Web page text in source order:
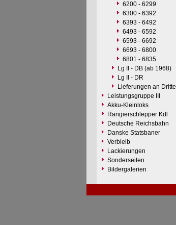
6200 - 6299
6300 - 6392
6393 - 6492
6493 - 6592
6593 - 6692
6693 - 6800
6801 - 6835
Lg II - DB (ab 1968)
Lg II - DR
Lieferungen an Dritte
Leistungsgruppe III
Akku-Kleinloks
Rangierschlepper Kdl
Deutsche Reichsbahn
Danske Statsbaner
Verbleib
Lackierungen
Sonderseiten
Bildergalerien